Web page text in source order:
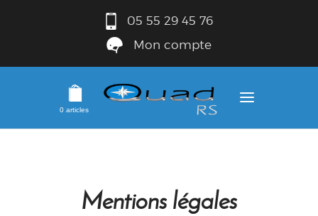
05 55 29 45 76
Mon compte
0 articles
Mentions légales